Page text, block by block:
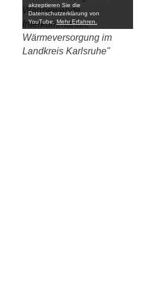
akzeptieren Sie die
Datenschutzerklärung von
YouTube. Mehr Erfahren.